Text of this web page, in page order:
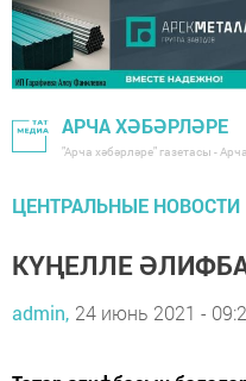
АРЧА ХӘБӘРЛӘРЕ
"Арча хәбәрләре" газетасы -
ЦЕНТРАЛЬНЫЕ НОВОСТИ
КҮҢЕЛЛЕ ӘЛИФБА
admin, 24 июнь 2021 -